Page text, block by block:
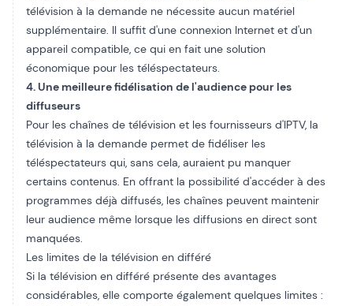
télévision à la demande ne nécessite aucun matériel
supplémentaire. Il suffit d'une connexion Internet et d'un
appareil compatible, ce qui en fait une solution
économique pour les téléspectateurs.
4. Une meilleure fidélisation de l'audience pour les
diffuseurs
Pour les chaînes de télévision et les fournisseurs d'IPTV, la
télévision à la demande permet de fidéliser les
téléspectateurs qui, sans cela, auraient pu manquer
certains contenus. En offrant la possibilité d'accéder à des
programmes déjà diffusés, les chaînes peuvent maintenir
leur audience même lorsque les diffusions en direct sont
manquées.
Les limites de la télévision en différé
Si la télévision en différé présente des avantages
considérables, elle comporte également quelques limites :